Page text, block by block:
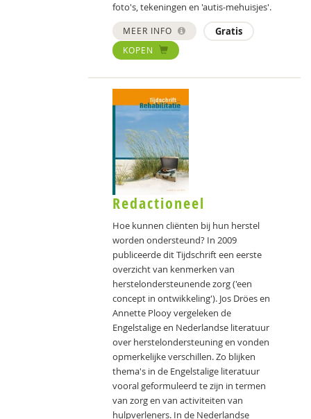
foto's, tekeningen en 'autis-mehuisjes'.
MEER INFO Gratis
KOPEN
Redactioneel
Hoe kunnen cliënten bij hun herstel
worden ondersteund? In 2009
publiceerde dit Tijdschrift een eerste
overzicht van kenmerken van
herstelondersteunende zorg ('een
concept in ontwikkeling'). Jos Dröes en
Annette Plooy vergeleken de
Engelstalige en Nederlandse literatuur
over herstelondersteuning en vonden
opmerkelijke verschillen. Zo blijken
thema's in de Engelstalige literatuur
vooral geformuleerd te zijn in termen
van zorg en van activiteiten van
hulpverleners. In de Nederlandse